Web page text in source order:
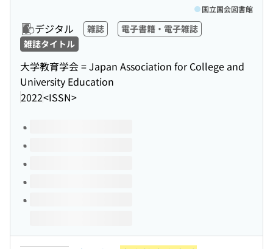
デジタル 雑誌
電子書籍・電子雑誌
雑誌タイトル
大学教育学会 = Japan Association for College and
University Education
2022<ISSN>
国立国会図書館
このタイトルの巻号